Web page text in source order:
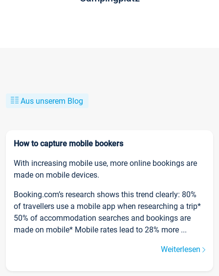
Aus unserem Blog
How to capture mobile bookers
With increasing mobile use, more online bookings are
made on mobile devices.
Booking.com’s research shows this trend clearly: 80%
of travellers use a mobile app when researching a trip*
50% of accommodation searches and bookings are
made on mobile* Mobile rates lead to 28% more ...
Weiterlesen